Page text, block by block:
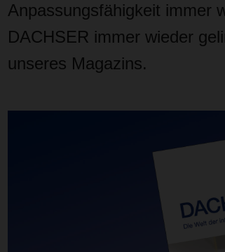
Anpassungsfähigkeit immer
DACHSER immer wieder
unseres Magazins.